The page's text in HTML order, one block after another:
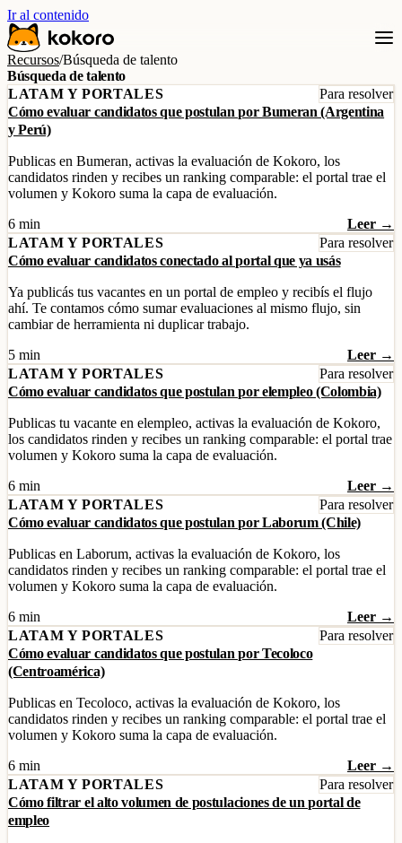
Ir al contenido
Recursos/Búsqueda de talento
Búsqueda de talento
LATAM Y PORTALES
Para resolver
Cómo evaluar candidatos que postulan por Bumeran (Argentina
y Perú)
Publicas en Bumeran, activas la evaluación de Kokoro, los
candidatos rinden y recibes un ranking comparable: el portal trae el
volumen y Kokoro suma la capa de evaluación.
6 min
Leer →
LATAM Y PORTALES
Para resolver
Cómo evaluar candidatos conectado al portal que ya usás
Ya publicás tus vacantes en un portal de empleo y recibís el flujo
ahí. Te contamos cómo sumar evaluaciones al mismo flujo, sin
cambiar de herramienta ni duplicar trabajo.
5 min
Leer →
LATAM Y PORTALES
Para resolver
Cómo evaluar candidatos que postulan por elempleo (Colombia)
Publicas tu vacante en elempleo, activas la evaluación de Kokoro,
los candidatos rinden y recibes un ranking comparable: el portal trae
volumen y Kokoro suma la capa de evaluación.
6 min
Leer →
LATAM Y PORTALES
Para resolver
Cómo evaluar candidatos que postulan por Laborum (Chile)
Publicas en Laborum, activas la evaluación de Kokoro, los
candidatos rinden y recibes un ranking comparable: el portal trae el
volumen y Kokoro suma la capa de evaluación.
6 min
Leer →
LATAM Y PORTALES
Para resolver
Cómo evaluar candidatos que postulan por Tecoloco
(Centroamérica)
Publicas en Tecoloco, activas la evaluación de Kokoro, los
candidatos rinden y recibes un ranking comparable: el portal trae el
volumen y Kokoro suma la capa de evaluación.
6 min
Leer →
LATAM Y PORTALES
Para resolver
Cómo filtrar el alto volumen de postulaciones de un portal de
empleo